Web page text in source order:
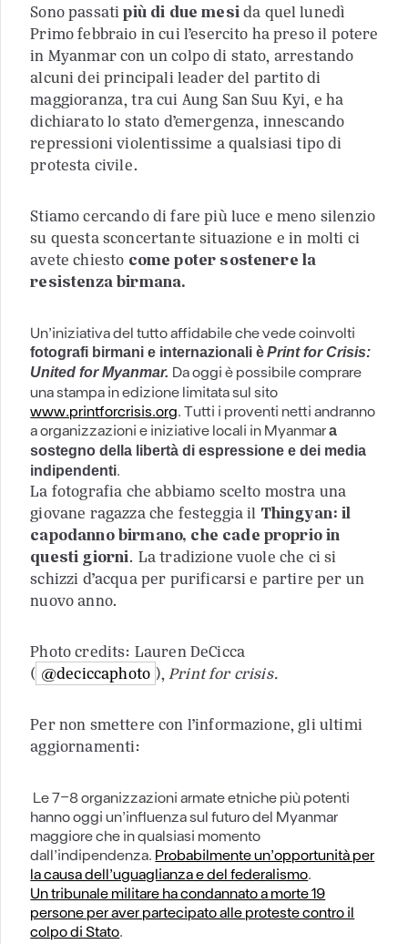
Sono passatipiù di due mesida quel lunedì
Primo febbraio in cui l’esercito ha preso il potere
in Myanmar con un colpo di stato, arrestando
alcuni dei principali leader del partito di
maggioranza, tra cui Aung San Suu Kyi, e ha
dichiarato lo stato d’emergenza, innescando
repressioni violentissime a qualsiasi tipo di
protesta civile.
Stiamo cercando di fare più luce e meno silenzio
su questa sconcertante situazione e in molti ci
avete chiesto come poter sostenere la
resistenza birmana.
Un’iniziativa del tutto affidabile che vede coinvolti
fotografi birmani e internazionali èPrint for Crisis:
United for Myanmar. Da oggi è possibile comprare
una stampa in edizione limitata sul sito
www.printforcrisis.org . Tutti i proventi netti andranno
a organizzazioni e iniziative locali in Myanmara
sostegno della libertà di espressione e dei media
indipendenti
La fotografia che abbiamo scelto mostra una
giovane ragazza che festeggia il Thingyan: il
capodanno birmano, che cade proprio in
questi giorni. La tradizione vuole che ci si
schizzi d’acqua per purificarsi e partire per un
nuovo anno.
Photo credits: Lauren DeCicca
( @deciccaphoto ),Print for crisis.
Per non smettere con l’informazione, gli ultimi
aggiornamenti:
Le 7-8 organizzazioni armate etniche più potenti
hanno oggi un’influenza sul futuro del Myanmar
maggiore che in qualsiasi momento
dall’indipendenza. Probabilmente un’opportunità per
la causa dell’uguaglianza e del federalismo
Un tribunale militare ha condannato a morte 19
persone per aver partecipato alle proteste contro il
colpo di Stato